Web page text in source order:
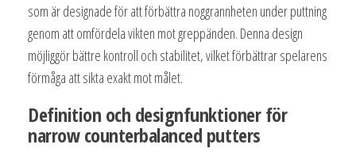
som är designade för att förbättra noggrannheten under puttning
genom att omfördela vikten mot greppänden. Denna design
möjliggör bättre kontroll och stabilitet, vilket förbättrar spelarens
förmåga att sikta exakt mot målet.
Definition och designfunktioner för
narrow counterbalanced putters